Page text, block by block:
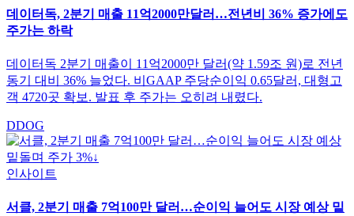
데이터독, 2분기 매출 11억2000만달러…전년비 36% 증가에도
주가는 하락
데이터독 2분기 매출이 11억2000만 달러(약 1.59조 원)로 전년
동기 대비 36% 늘었다. 비GAAP 주당순이익 0.65달러, 대형고
객 4720곳 확보. 발표 후 주가는 오히려 내렸다.
DDOG
인사이트
서클, 2분기 매출 7억100만 달러…순이익 늘어도 시장 예상 밑